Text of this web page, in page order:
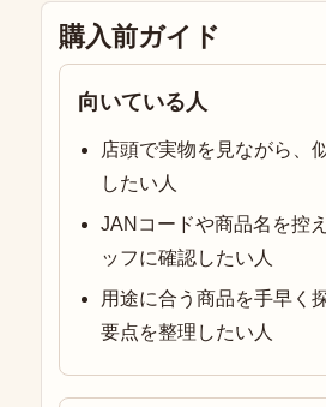
購入前ガイド
向いている人
店頭で実物を見ながら、
したい人
JANコードや商品名を控
ッフに確認したい人
用途に合う商品を手早く
要点を整理したい人